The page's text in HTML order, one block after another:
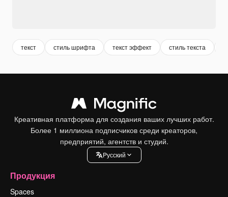
текст стиль шрифта текст эффект стиль текста
Креативная платформа для создания ваших лучших работ.
Более 1 миллиона подписчиков среди креаторов,
предприятий, агентств и студий.
Pусский
Продукция
Spaces